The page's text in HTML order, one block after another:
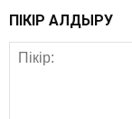
ПІКІР ҚАЛДЫРУ